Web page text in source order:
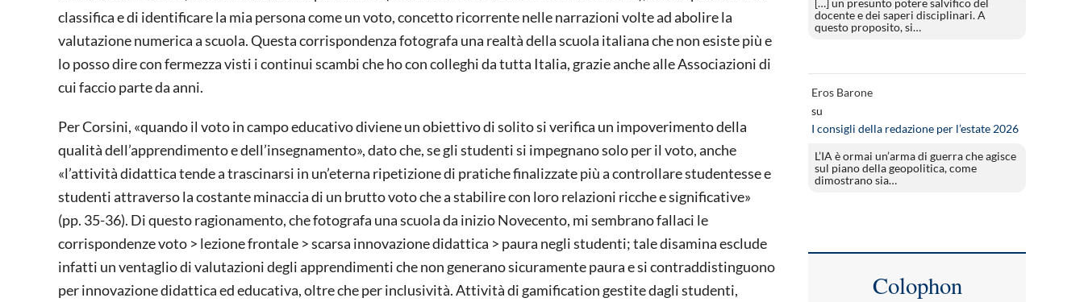
classifica e di identificare la mia persona come un voto, concetto ricorrente nelle narrazioni volte ad abolire la
valutazione numerica a scuola. Questa corrispondenza fotografa una realtà della scuola italiana che non esiste più e
lo posso dire con fermezza visti i continui scambi che ho con colleghi da tutta Italia, grazie anche alle Associazioni di
cui faccio parte da anni.
Per Corsini, «quando il voto in campo educativo diviene un obiettivo di solito si verifica un impoverimento della
qualità dell’apprendimento e dell’insegnamento», dato che, se gli studenti si impegnano solo per il voto, anche
«l’attività didattica tende a trascinarsi in un’eterna ripetizione di pratiche finalizzate più a controllare studentesse e
studenti attraverso la costante minaccia di un brutto voto che a stabilire con loro relazioni ricche e significative»
(pp. 35-36). Di questo ragionamento, che fotografa una scuola da inizio Novecento, mi sembrano fallaci le
corrispondenze voto > lezione frontale > scarsa innovazione didattica > paura negli studenti; tale disamina esclude
infatti un ventaglio di valutazioni degli apprendimenti che non generano sicuramente paura e si contraddistinguono
per innovazione didattica ed educativa, oltre che per inclusività. Attività di gamification gestite dagli studenti,
docente e dei saperi disciplinari. A
questo proposito, si…
Eros Barone
su
I consigli della redazione per l’estate 2026
L’IA è ormai un’arma di guerra che agisce
sul piano della geopolitica, come
dimostrano sia…
Colophon